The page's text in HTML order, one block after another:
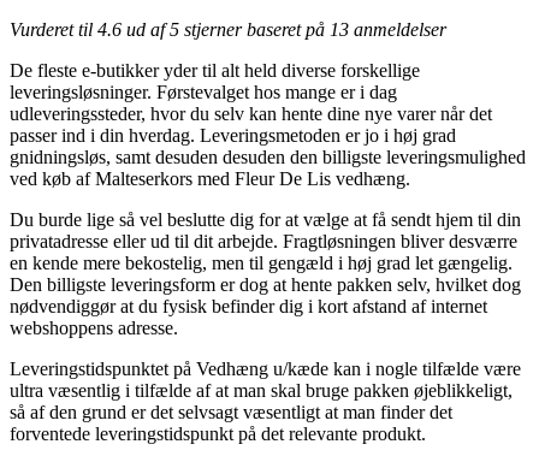
Vurderet til 4.6 ud af 5 stjerner baseret på 13 anmeldelser
De fleste e-butikker yder til alt held diverse forskellige
leveringsløsninger. Førstevalget hos mange er i dag
udleveringssteder, hvor du selv kan hente dine nye varer når det
passer ind i din hverdag. Leveringsmetoden er jo i høj grad
gnidningsløs, samt desuden desuden den billigste leveringsmulighed
ved køb af Malteserkors med Fleur De Lis vedhæng.
Du burde lige så vel beslutte dig for at vælge at få sendt hjem til din
privatadresse eller ud til dit arbejde. Fragtløsningen bliver desværre
en kende mere bekostelig, men til gengæld i høj grad let gængelig.
Den billigste leveringsform er dog at hente pakken selv, hvilket dog
nødvendiggør at du fysisk befinder dig i kort afstand af internet
webshoppens adresse.
Leveringstidspunktet på Vedhæng u/kæde kan i nogle tilfælde være
ultra væsentlig i tilfælde af at man skal bruge pakken øjeblikkeligt,
så af den grund er det selvsagt væsentligt at man finder det
forventede leveringstidspunkt på det relevante produkt.